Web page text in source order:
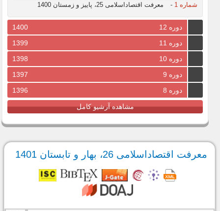
شماره 1
- معرفت اقتصاداسلامی 25، پاییز و زمستان 1400
دوره 12
1400
دوره 11
1399
دوره 10
1398
دوره 9
1397
دوره 8
1396
مشاهده آرشیو کامل
معرفت اقتصاداسلامی 26، بهار و تابستان 1401